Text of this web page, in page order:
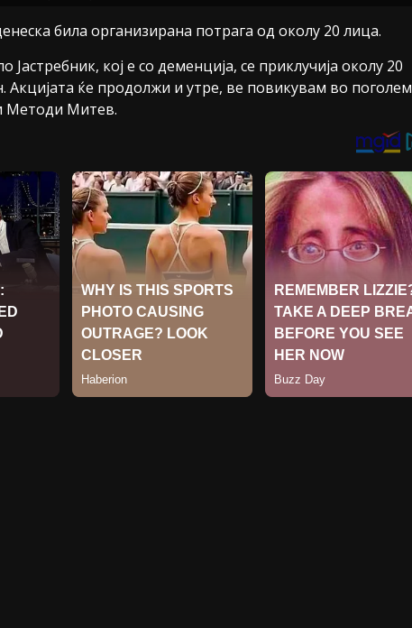
била организирана потрага од околу 20 лица.
кој е со деменција, се приклучија околу 20
Акцијата ќе продолжи и утре, ве повикувам во поголем
Методи Митев.